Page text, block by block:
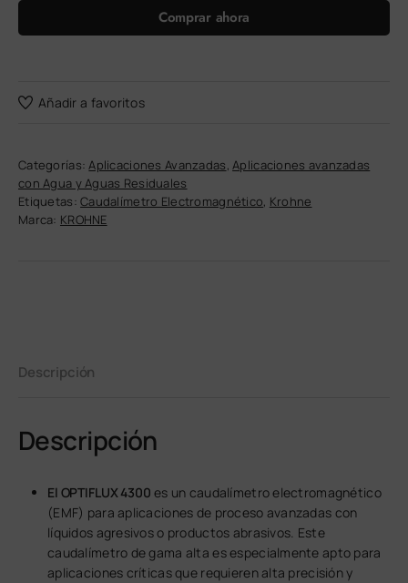
Comprar ahora
Añadir a favoritos
Categorías:Aplicaciones Avanzadas,Aplicaciones avanzadas
con Agua y Aguas Residuales
Etiquetas:Caudalímetro Electromagnético, Krohne
Marca: KROHNE
Descripción
Descripción
El OPTIFLUX 4300 es un caudalímetro electromagnético
(EMF) para aplicaciones de proceso avanzadas con
líquidos agresivos o productos abrasivos. Este
caudalímetro de gama alta es especialmente apto para
aplicaciones críticas que requieren alta precisión y